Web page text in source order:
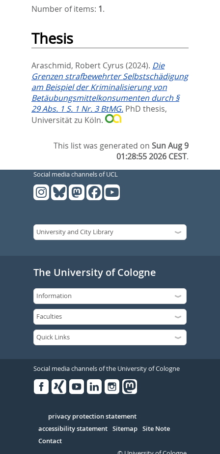
Number of items: 1.
Thesis
Araschmid, Robert Cyrus (2024). Die
Grenzen strafbewehrter Selbstschädigung
am Beispiel der Kriminalisierung von
Betäubungsmittelkonsumenten durch §
29 Abs. 1 S. 1 Nr. 3 BtMG. PhD thesis,
Universität zu Köln.
This list was generated onSun Aug 9
01:28:55 2026 CEST.
Social media channels of UCL
The University of Cologne
Social media channels of the University of Cologne
Serivce
privacy protection statement
accessibility statement Sitemap Site Note
Contact